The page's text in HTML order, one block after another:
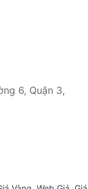
6, Quận 3,